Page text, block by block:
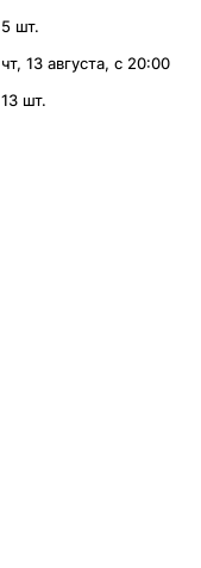
5 шт.
чт, 13 августа, с 20:00
13 шт.